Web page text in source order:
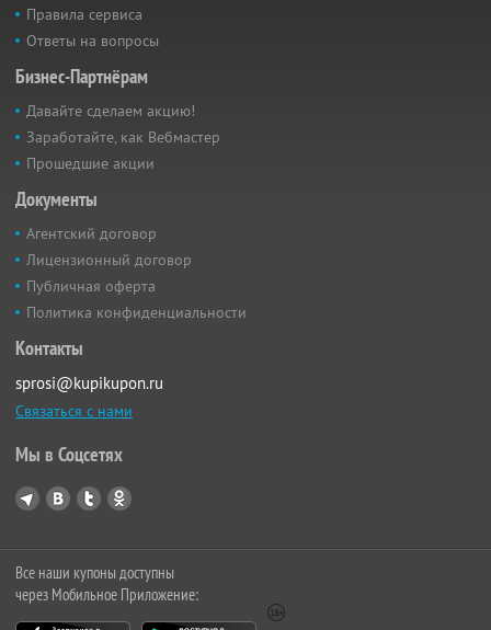
Правила сервиса
Ответы на вопросы
Бизнес-Партнёрам
Давайте сделаем акцию!
Заработайте, как Вебмастер
Прошедшие акции
Документы
Агентский договор
Лицензионный договор
Публичная оферта
Политика конфиденциальности
Контакты
sprosi@kupikupon.ru
Связаться с нами
Мы в Соцсетях
Все наши купоны доступны
через Мобильное Приложение: